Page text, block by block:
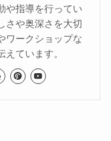
や指導を行ってい
さや奥深さを大切
ワークショップな
ています。